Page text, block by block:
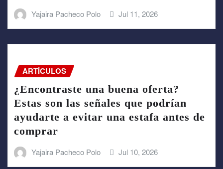
Yajaira Pacheco Polo Jul 11, 2026
ARTÍCULOS
¿Encontraste una buena oferta?
Estas son las señales que podrían
ayudarte a evitar una estafa antes de
comprar
Yajaira Pacheco Polo Jul 10, 2026